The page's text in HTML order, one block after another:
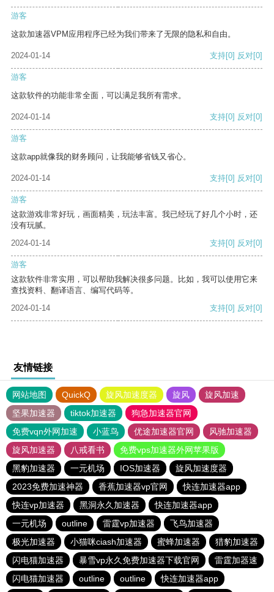
游客
这款加速器VPM应用程序已经为我们带来了无限的隐私和自由。
2024-01-14 支持[0] 反对[0]
游客
这款软件的功能非常全面，可以满足我所有需求。
2024-01-14 支持[0] 反对[0]
游客
这款app就像我的财务顾问，让我能够省钱又省心。
2024-01-14 支持[0] 反对[0]
游客
这款游戏非常好玩，画面精美，玩法丰富。我已经玩了好几个小时，还
没有玩腻。
2024-01-14
支持[0] 反对[0]
游客
这款软件非常实用，可以帮助我解决很多问题。比如，我可以使用它来
查找资料、翻译语言、编写代码等。
2024-01-14
支持[0] 反对[0]
友情链接
网站地图 QuickQ 旋风加速度器 旋风
旋风加速
坚果加速器
tiktok加速器
狗急加速器官网
免费vqn外网加速
小蓝鸟 优途加速器官网
风驰加速器
旋风加速器
八戒看书
免费vps加速器外网苹果版
黑豹加速器
一元机场 IOS加速器
旋风加速度器
2023免费加速神器
香蕉加速器vp官网
快连加速器app
快连vp加速器
黑洞永久加速器
快连加速器app
一元机场
outline 雷霆vp加速器
飞鸟加速器
极光加速器
小猫咪ciash加速器 蜜蜂加速器
猎豹加速器
闪电猫加速器
暴雪vp永久免费加速器下载官网
雷霆加器速
闪电猫加速器
outline outline 快连加速器app